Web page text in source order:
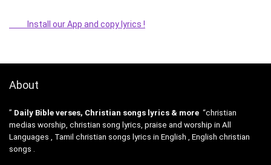
Install our App and copy lyrics !
About
” Daily Bible verses, Christian songs lyrics & more “christian
medias worship, christian song lyrics, praise and worship in All
Languages , Tamil christian songs lyrics in English , English christian
songs .